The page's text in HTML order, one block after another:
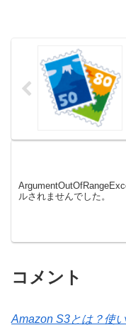
ルされませんでした。
コメント
Amazon S3とは？使